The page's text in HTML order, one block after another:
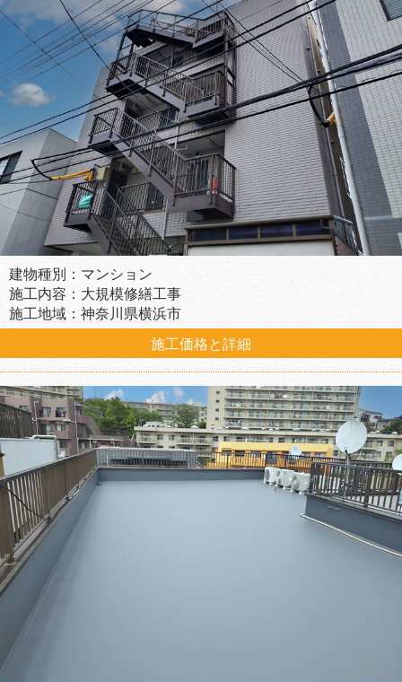
建物種別：マンション
施工内容：大規模修繕工事
施工地域：神奈川県横浜市
施工価格と詳細